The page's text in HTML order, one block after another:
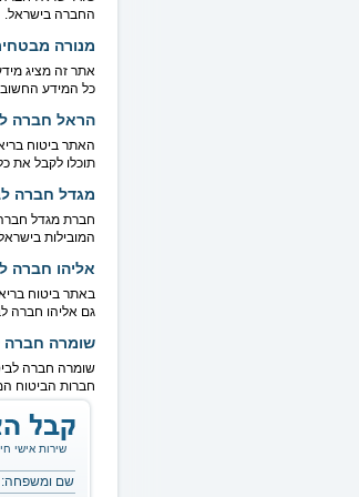
החברה בישראל.
מנורה
אתר זה מציג
כל המידע החשוב
הראל חברה
האתר ביטוח
תוכלו לקבל את
מגדל חברה
חברת מגדל חברה
המובילות
אליהו חברה
באתר ביטוח
גם אליהו חברה
שומרה חברה
שומרה חברה
חברות הביטוח
שירות אישי
שם ומשפחה: